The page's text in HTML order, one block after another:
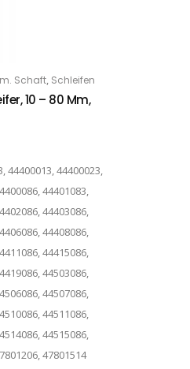
Schaft, Schleifen
10 – 80 Mm,
44400013, 44400023,
44401083,
44403086,
44408086,
44415086,
44503086,
44507086,
44511086,
44515086,
47801514